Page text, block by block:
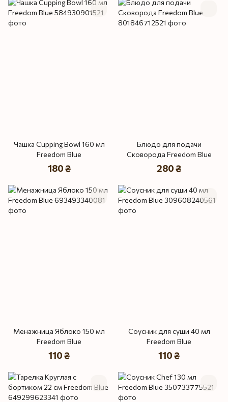
Чашка Cupping Bowl 160 мл
Freedom Blue
180 ₴
Блюдо для подачи
Сковорода Freedom Blue
280 ₴
Менажница Яблоко 150 мл
Freedom Blue
110 ₴
Соусник для суши 40 мл
Freedom Blue
110 ₴